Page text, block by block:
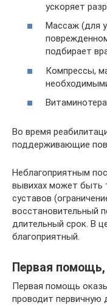
ускоряет
Массаж (для
подбирает
Компрессы,
Во время
поддерживающие
Неблагоприятным
вывихах может быть
суставов
восстановительный
длительный срок. В
благоприятный.
Первая помощь,
Первая помощь
проводит первичную